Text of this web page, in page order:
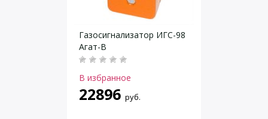
Газосигнализатор ИГС-98
Агат-В
В избранное
22896 руб.